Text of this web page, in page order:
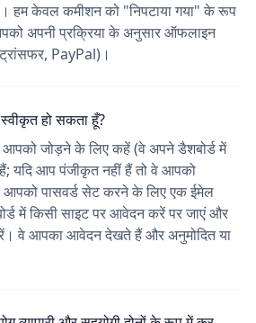
हम केवल कमीशन को "निपटाया गया" के रूप
अपनी प्रक्रिया के अनुसार ऑफलाइन
PayPal)।
हो सकता हूँ?
आपको जोड़ने के लिए कहें (वे अपने डैशबोर्ड में
यदि आप पंजीकृत नहीं हैं तो वे आपको
पासवर्ड सेट करने के लिए एक ईमेल
में किसी साइट पर आवेदन करें पर जाएं और
वे आपका आवेदन देखते हैं और अनुमोदित या